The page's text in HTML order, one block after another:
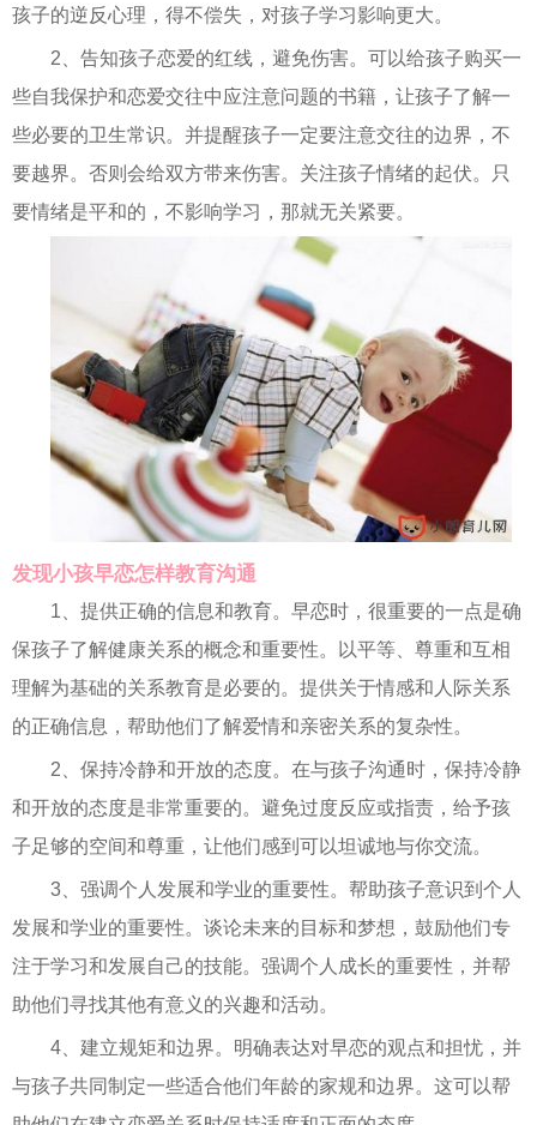
孩子的逆反心理，得不偿失，对孩子学习影响更大。
2、告知孩子恋爱的红线，避免伤害。可以给孩子购买一
些自我保护和恋爱交往中应注意问题的书籍，让孩子了解一
些必要的卫生常识。并提醒孩子一定要注意交往的边界，不
要越界。否则会给双方带来伤害。关注孩子情绪的起伏。只
要情绪是平和的，不影响学习，那就无关紧要。
发现小孩早恋怎样教育沟通
1、提供正确的信息和教育。早恋时，很重要的一点是确
保孩子了解健康关系的概念和重要性。以平等、尊重和互相
理解为基础的关系教育是必要的。提供关于情感和人际关系
的正确信息，帮助他们了解爱情和亲密关系的复杂性。
2、保持冷静和开放的态度。在与孩子沟通时，保持冷静
和开放的态度是非常重要的。避免过度反应或指责，给予孩
子足够的空间和尊重，让他们感到可以坦诚地与你交流。
3、强调个人发展和学业的重要性。帮助孩子意识到个人
发展和学业的重要性。谈论未来的目标和梦想，鼓励他们专
注于学习和发展自己的技能。强调个人成长的重要性，并帮
助他们寻找其他有意义的兴趣和活动。
4、建立规矩和边界。明确表达对早恋的观点和担忧，并
与孩子共同制定一些适合他们年龄的家规和边界。这可以帮